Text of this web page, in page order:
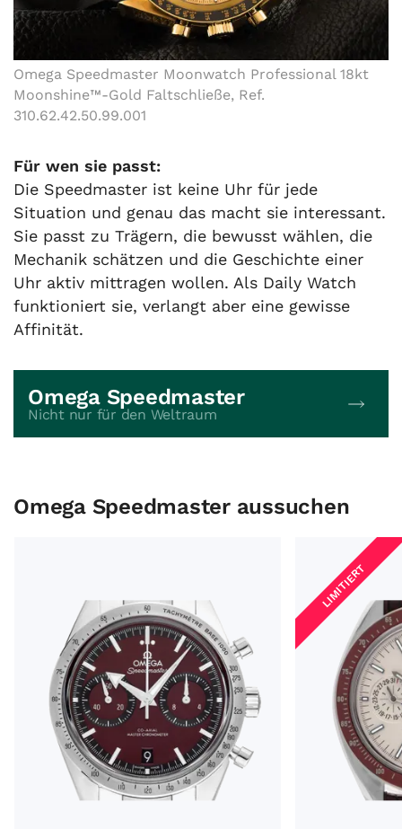
Omega Speedmaster Moonwatch Professional 18kt
Moonshine™-Gold Faltschließe, Ref.
310.62.42.50.99.001
Für wen sie passt:
Die Speedmaster ist keine Uhr für jede
Situation und genau das macht sie interessant.
Sie passt zu Trägern, die bewusst wählen, die
Mechanik schätzen und die Geschichte einer
Uhr aktiv mittragen wollen. Als Daily Watch
funktioniert sie, verlangt aber eine gewisse
Affinität.
Omega Speedmaster
Nicht nur für den Weltraum
Omega Speedmaster aussuchen
Omega Speedmaster '57 Ref.332.10.41.51.11.001 2026
LIMITIERT
Omega